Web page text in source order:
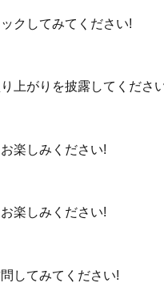
クしてみてください!
上がりを披露してくださ
楽しみください!
楽しみください!
してみてください!